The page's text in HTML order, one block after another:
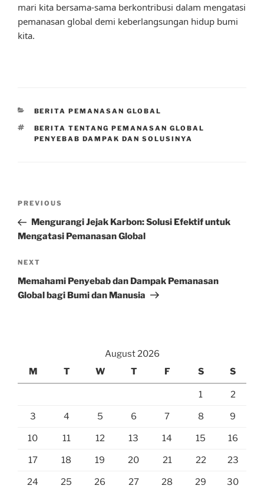
mari kita bersama-sama berkontribusi dalam mengatasi
pemanasan global demi keberlangsungan hidup bumi
kita.
CATEGORIES
BERITA PEMANASAN GLOBAL
TAGS
BERITA TENTANG PEMANASAN GLOBAL
PENYEBAB DAMPAK DAN SOLUSINYA
Previous
Post
PREVIOUS
Mengurangi Jejak Karbon: Solusi Efektif untuk
Mengatasi Pemanasan Global
Next
Post
NEXT
Memahami Penyebab dan Dampak Pemanasan
Global bagi Bumi dan Manusia
August 2026
M
T W T F S S
1 2
3 4 5 6 7 8 9
10 11 12 13 14 15 16
17 18 19 20 21 22 23
24 25 26 27 28 29 30